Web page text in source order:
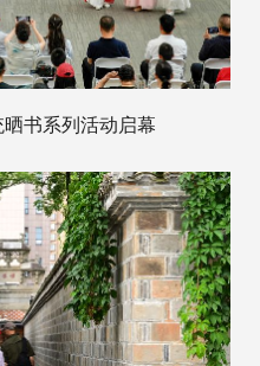
书系列活动启幕